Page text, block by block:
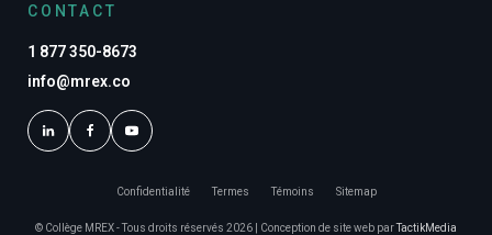
CONTACT
1 877 350-8673
info@mrex.co
© Collège MREX - Tous droits réservés 2026 | Conception de site web parTactikMedia
Confidentialité Termes Témoins Sitemap